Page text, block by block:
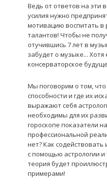
Ведь от ответов на эти
усилия нужно
мотивацию воспитать в
талантов! Чтобы не
отучившись 7 лет в
забудет о музыке...
консерваторское
Мы поговорим о том,
способности и где их
выражают себя
необходимы для их
гороскопе показатели
профессиональной
нет? Как
с помощью астрологии и
теория будет
примерами!